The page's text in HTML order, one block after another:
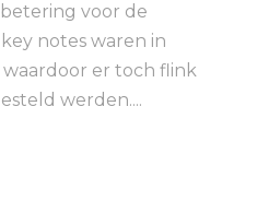
voor de
notes waren in
er toch flink
werden....